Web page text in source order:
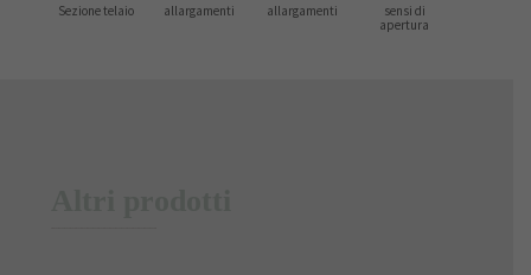
Sezione telaio allargamenti allargamenti
sensi di
apertura